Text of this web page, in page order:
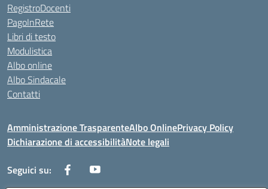
RegistroDocenti
PagoInRete
Libri di testo
Modulistica
Albo online
Albo Sindacale
Contatti
Amministrazione TrasparenteAlbo OnlinePrivacy Policy
Dichiarazione di accessibilitàNote legali
Seguici su: